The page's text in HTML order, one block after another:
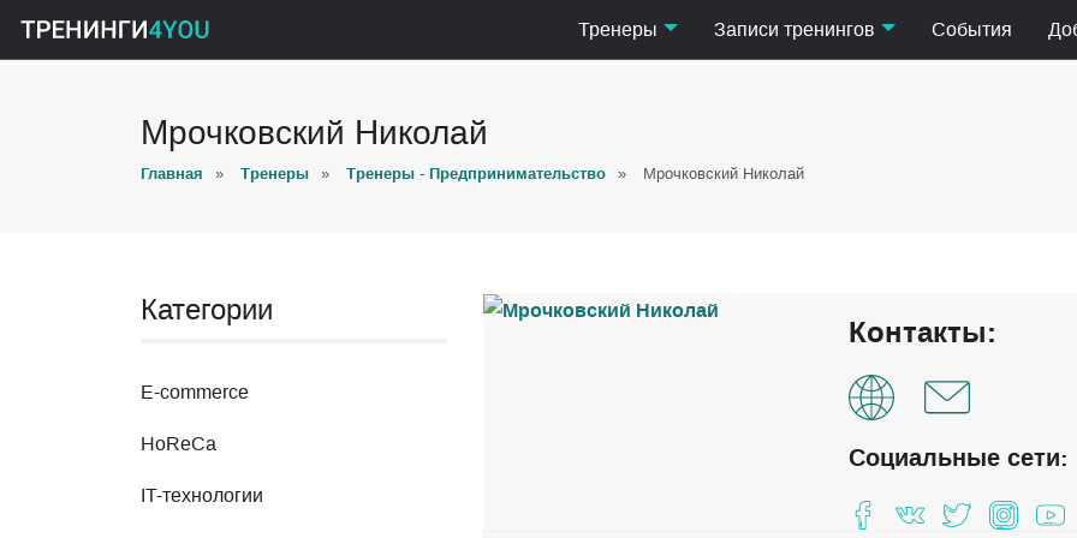
Тренеры Записи тренингов События
Мрочковский Николай
Главная » Тренеры » Тренеры - Предпринимательство » Мрочковский Николай
Категории
E-commerce
HoReCa
IT-технологии
Контакты:
Социальные сети: